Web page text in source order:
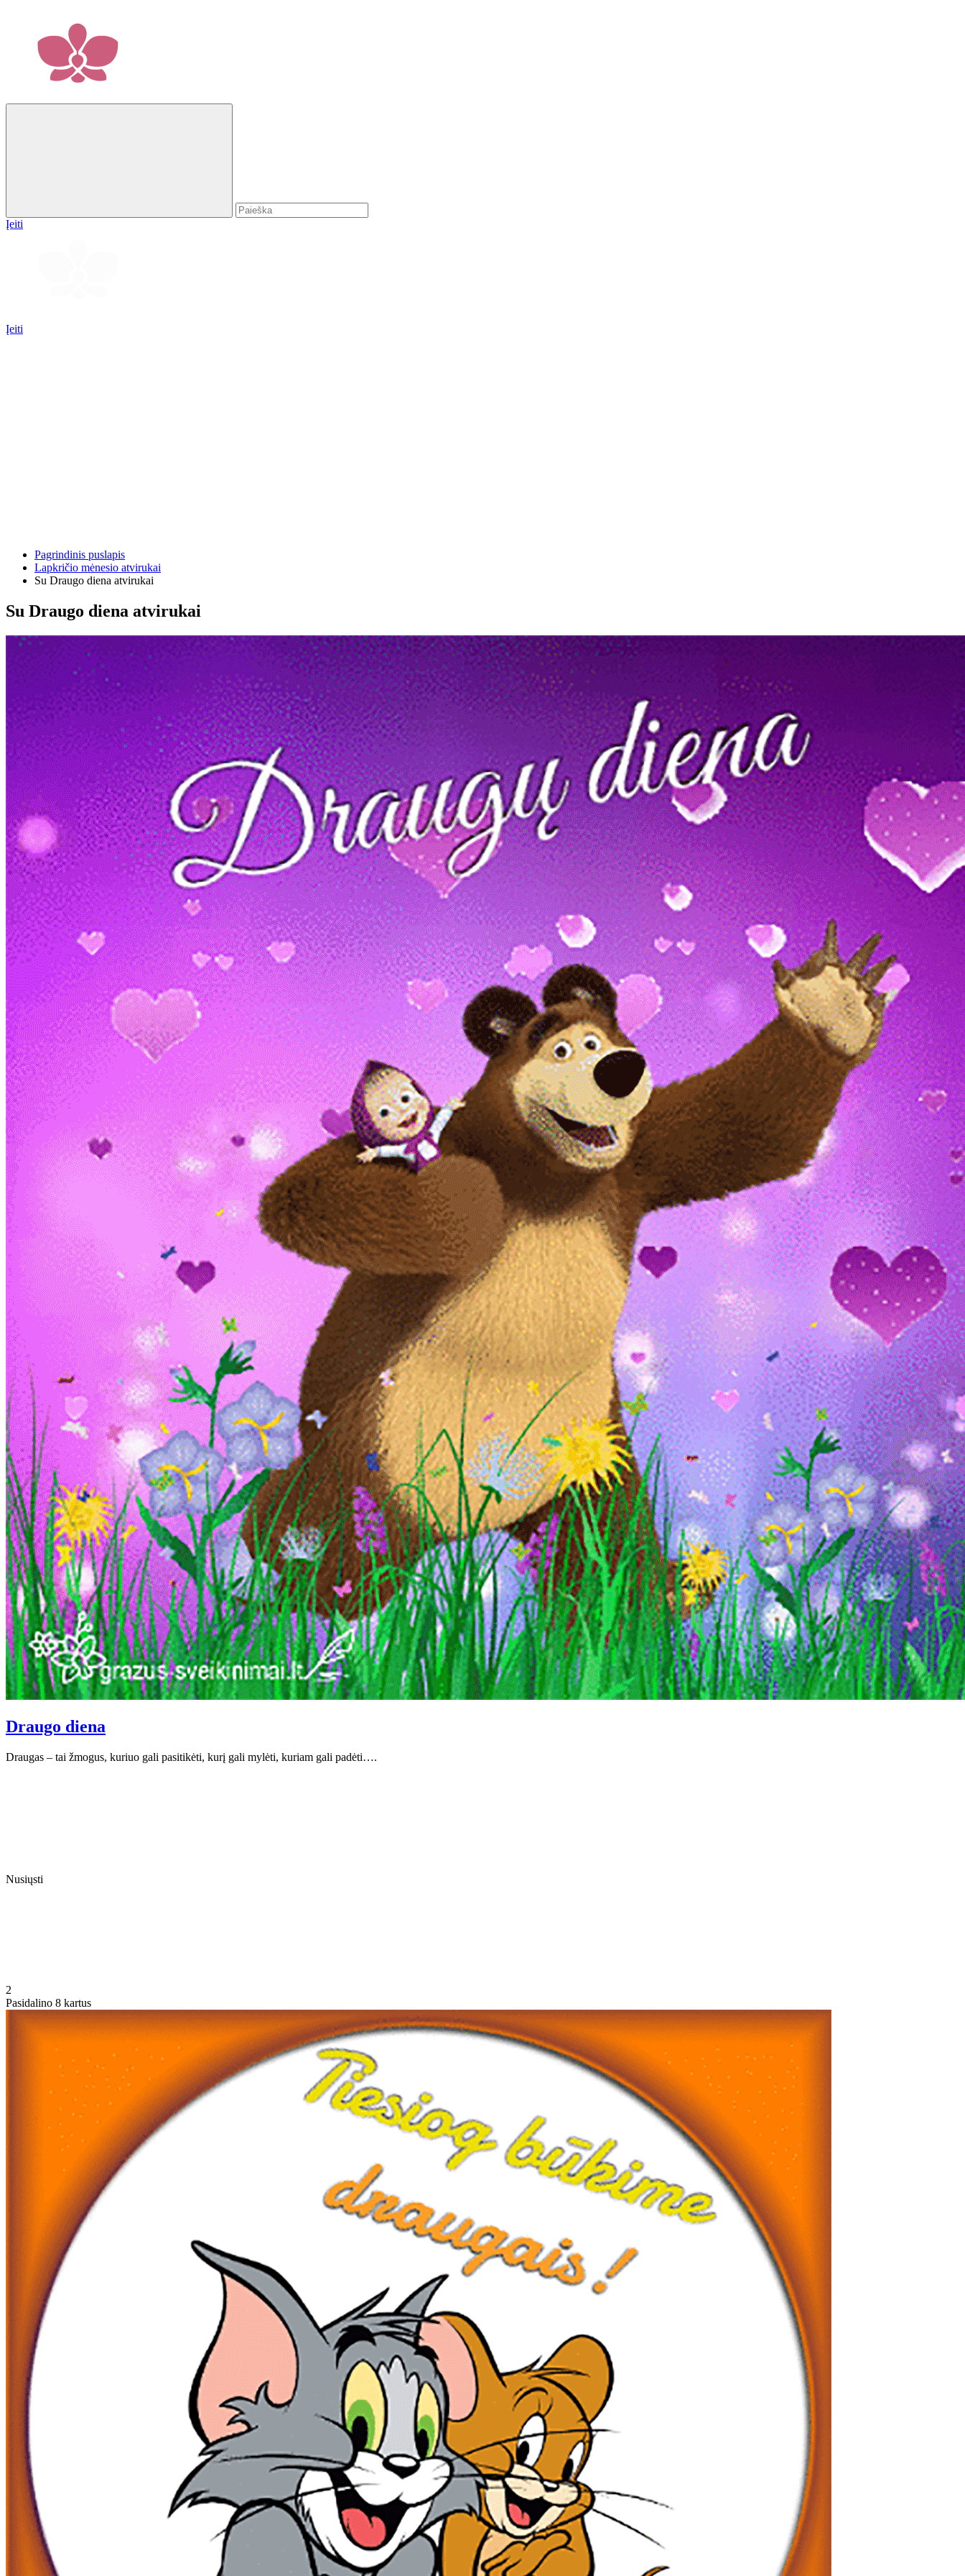
Įeiti
Įeiti
Pagrindinis puslapis
Lapkričio mėnesio atvirukai
Su Draugo diena atvirukai
Su Draugo diena atvirukai
Draugo diena
Draugas – tai žmogus, kuriuo gali pasitikėti, kurį gali mylėti, kuriam gali padėti….
Nusiųsti
2
Pasidalino 8 kartus